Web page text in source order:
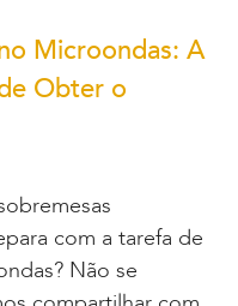
Microondas: A
Obter o
com a tarefa de
Não se